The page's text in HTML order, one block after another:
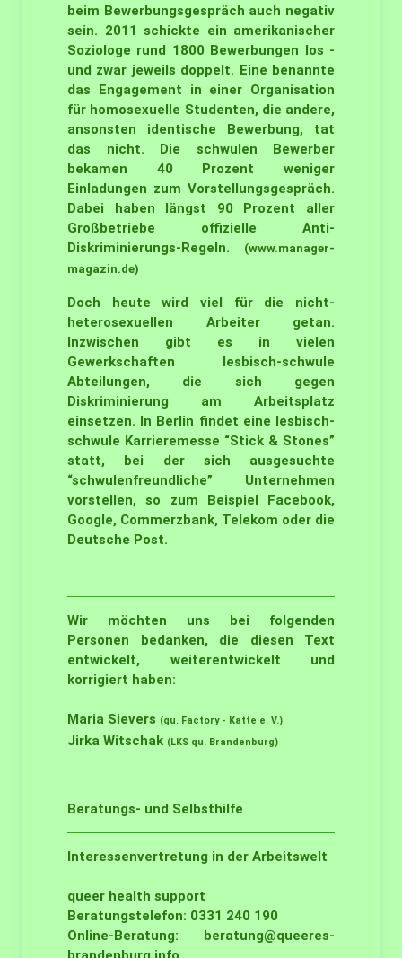
beim Bewerbungsgespräch auch negativ
sein. 2011 schickte ein amerikanischer
Soziologe rund 1800 Bewerbungen los -
und zwar jeweils doppelt. Eine benannte
das Engagement in einer Organisation
für homosexuelle Studenten, die andere,
ansonsten identische Bewerbung, tat
das nicht. Die schwulen Bewerber
bekamen 40 Prozent weniger
Einladungen zum Vorstellungsgespräch.
Dabei haben längst 90 Prozent aller
Großbetriebe offizielle Anti-
Diskriminierungs-Regeln.
(www.manager-
magazin.de)
Doch heute wird viel für die nicht-
heterosexuellen Arbeiter getan.
Inzwischen gibt es in vielen
Gewerkschaften lesbisch-schwule
Abteilungen, die sich gegen
Diskriminierung am Arbeitsplatz
einsetzen. In Berlin findet eine lesbisch-
schwule Karrieremesse “Stick & Stones”
statt, bei der sich ausgesuchte
“schwulenfreundliche” Unternehmen
vorstellen, so zum Beispiel Facebook,
Google, Commerzbank, Telekom oder die
Deutsche Post.
Wir möchten uns bei folgenden
Personen bedanken, die diesen Text
entwickelt, weiterentwickelt und
korrigiert haben:
Maria Sievers (qu. Factory - Katte e. V.)
Jirka Witschak (LKS qu. Brandenburg)
Beratungs- und Selbsthilfe
Interessenvertretung in der Arbeitswelt
queer health support
Beratungstelefon: 0331 240 190
Online-Beratung: beratung@queeres-